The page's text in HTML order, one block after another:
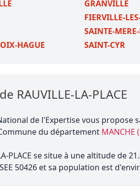
GRANVILLE
FIERVILLE-
SAINTE-
HAGUE
SAINT-CYR
RAUVILLE-LA-PLACE
de l'Expertise vous propose
Commune du département MANCHE
PLACE se situe à une altitude de
50426 et sa population est